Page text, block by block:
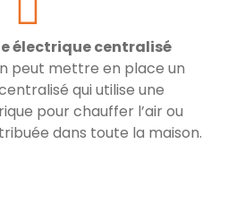
électrique centralisé
peut mettre en place un
qui utilise une
pour chauffer l’air ou
dans toute la maison.